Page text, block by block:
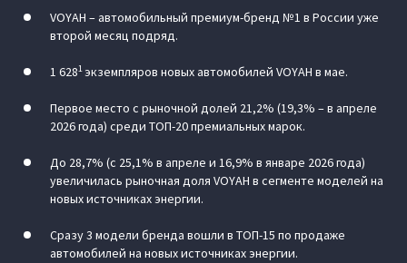
VOYAH – автомобильный премиум-бренд №1 в России уже
второй месяц подряд.
1 6281экземпляров новых автомобилей VOYAH в мае.
Первое место с рыночной долей 21,2% (19,3% – в апреле
2026 года) среди ТОП-20 премиальных марок.
До 28,7% (с 25,1% в апреле и 16,9% в январе 2026 года)
увеличилась рыночная доля VOYAH в сегменте моделей на
новых источниках энергии.
Сразу 3 модели бренда вошли в ТОП-15 по продаже
автомобилей на новых источниках энергии.